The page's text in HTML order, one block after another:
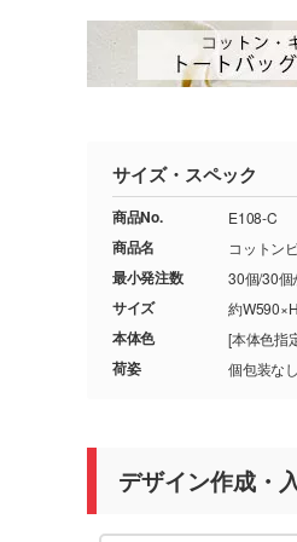
サイズ・スペック
商品No. E108-C
商品名 コットン
最小発注数 30個/30個
サイズ 約
本体色
荷姿 個包装なし
デザイン作成・